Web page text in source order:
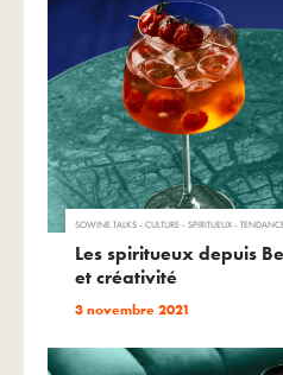
SOWINE TALKS - CULTURE - SPIRITUEUX -
Les spiritueux depuis
et créativité
3 novembre 2021